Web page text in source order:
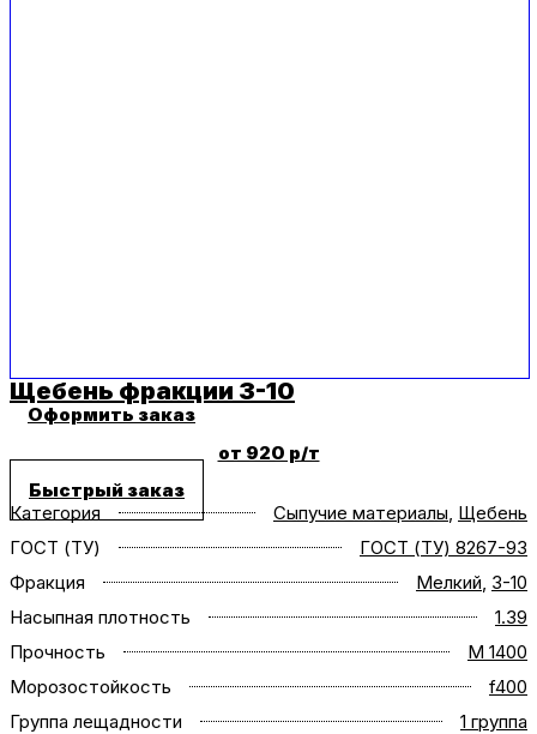
Щебень фракции 3-10
Оформить заказ
от 920 р/т
Быстрый заказ
Категория
Сыпучие материалы, Щебень
ГОСТ (ТУ)
ГОСТ (ТУ) 8267-93
Фракция
Мелкий, 3-10
Насыпная плотность
1.39
Прочность
M 1400
Морозостойкость
f400
Группа лещадности
1 группа